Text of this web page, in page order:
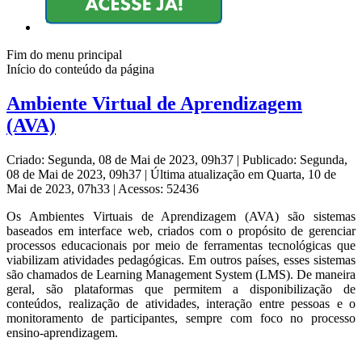
Fim do menu principal
Início do conteúdo da página
Ambiente Virtual de Aprendizagem
(AVA)
Criado: Segunda, 08 de Mai de 2023, 09h37 | Publicado: Segunda,
08 de Mai de 2023, 09h37 | Última atualização em Quarta, 10 de
Mai de 2023, 07h33 | Acessos: 52436
Os Ambientes Virtuais de Aprendizagem (AVA) são sistemas
baseados em interface web, criados com o propósito de gerenciar
processos educacionais por meio de ferramentas tecnológicas que
viabilizam atividades pedagógicas. Em outros países, esses sistemas
são chamados de Learning Management System (LMS). De maneira
geral, são plataformas que permitem a disponibilização de
conteúdos, realização de atividades, interação entre pessoas e o
monitoramento de participantes, sempre com foco no processo
ensino-aprendizagem.